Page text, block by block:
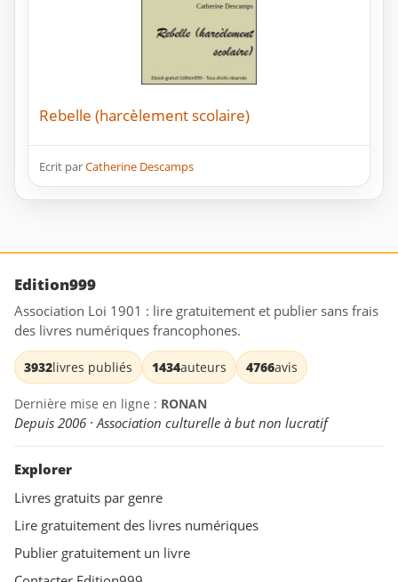
Rebelle (harcèlement scolaire)
Ecrit parCatherine Descamps
Edition999
Association Loi 1901 : lire gratuitement et publier sans frais
des livres numériques francophones.
3932livres publiés 1434auteurs 4766avis
Dernière mise en ligne : RONAN
Depuis 2006 · Association culturelle à but non lucratif
Explorer
Livres gratuits par genre
Lire gratuitement des livres numériques
Publier gratuitement un livre